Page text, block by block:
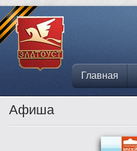
Главная
Афиша